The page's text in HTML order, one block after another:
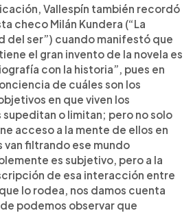
Vallespín también recordó
checo Milán Kundera (“La
del ser”) cuando manifestó que
el gran invento de la novela es
con la historia”, pues en
de cuáles son los
en que viven los
o limitan; pero no solo
acceso a la mente de ellos en
van filtrando ese mundo
es subjetivo, pero a la
de esa interacción entre
lo rodea, nos damos cuenta
podemos observar que